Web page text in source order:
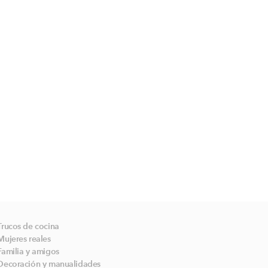
de cocina
reales
y amigos
y manualidades